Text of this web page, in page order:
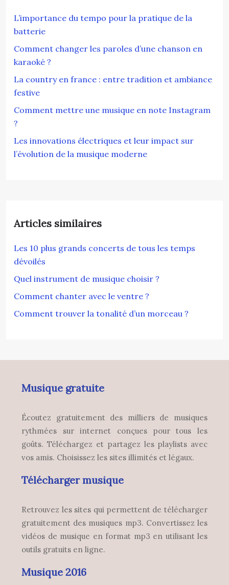
L’importance du tempo pour la pratique de la
batterie
Comment changer les paroles d’une chanson en
karaoké ?
La country en france : entre tradition et ambiance
festive
Comment mettre une musique en note Instagram
?
Les innovations électriques et leur impact sur
l’évolution de la musique moderne
Articles similaires
Les 10 plus grands concerts de tous les temps
dévoilés
Quel instrument de musique choisir ?
Comment chanter avec le ventre ?
Comment trouver la tonalité d’un morceau ?
Musique gratuite
Écoutez gratuitement des milliers de musiques
rythmées sur internet conçues pour tous les
goûts. Téléchargez et partagez les playlists avec
vos amis. Choisissez les sites illimités et légaux.
Télécharger musique
Retrouvez les sites qui permettent de télécharger
gratuitement des musiques mp3. Convertissez les
vidéos de musique en format mp3 en utilisant les
outils gratuits en ligne.
Musique 2016